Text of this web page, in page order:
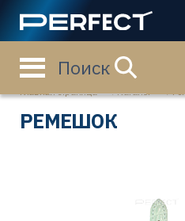
Поиск
Главная страница Каталог
РЕМЕШОК